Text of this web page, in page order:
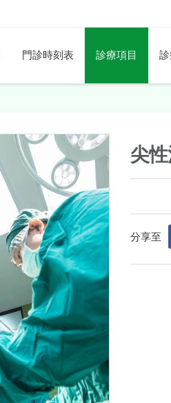
門診時刻表 診療項目
尖
分享至